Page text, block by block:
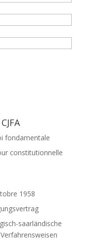
fondamentale
constitutionnelle
1958
saarländische